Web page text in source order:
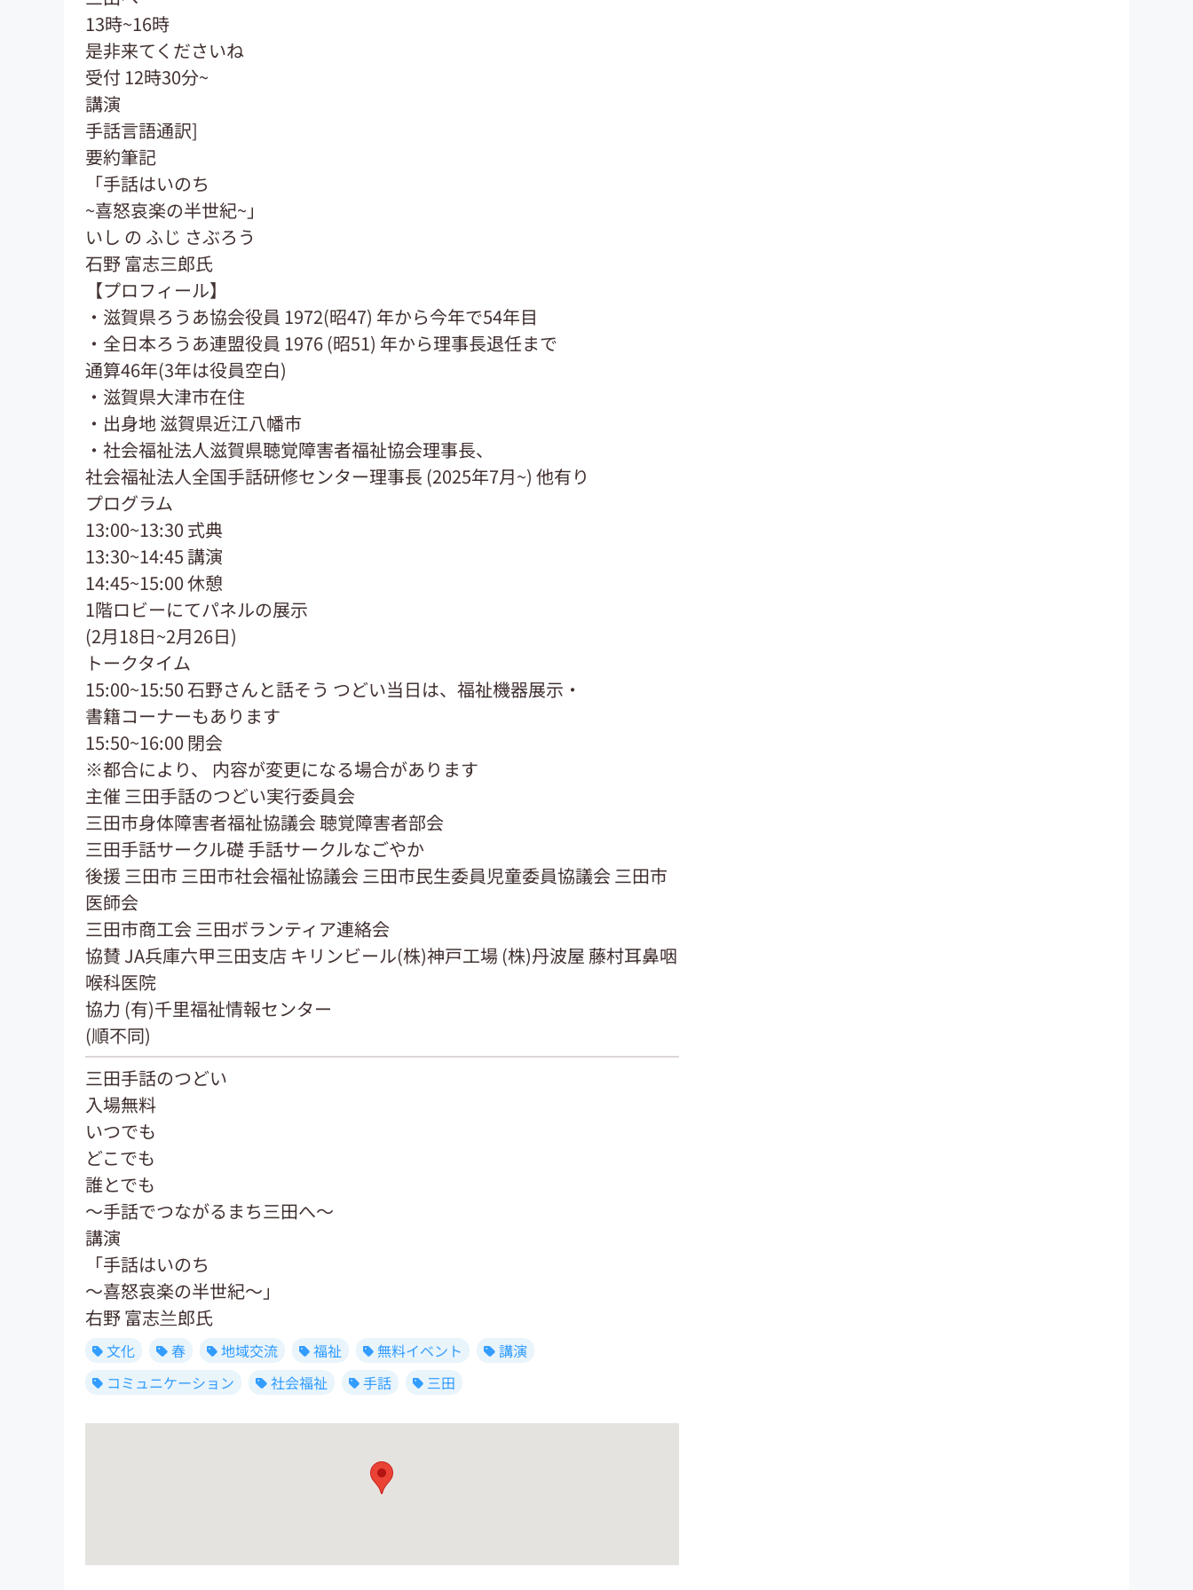
13時~16時
是非来てくださいね
受付 12時30分~
講演
手話言語通訳]
要約筆記
「手話はいのち
~喜怒哀楽の半世紀~」
いし の ふじ さぶろう
石野 富志三郎氏
【プロフィール】
・滋賀県ろうあ協会役員 1972(昭47) 年から今年で54年目
・全日本ろうあ連盟役員 1976 (昭51) 年から理事長退任まで
通算46年(3年は役員空白)
・滋賀県大津市在住
・出身地 滋賀県近江八幡市
・社会福祉法人滋賀県聴覚障害者福祉協会理事長、
社会福祉法人全国手話研修センター理事長 (2025年7月~) 他有り
プログラム
13:00~13:30 式典
13:30~14:45 講演
14:45~15:00 休憩
1階ロビーにてパネルの展示
(2月18日~2月26日)
トークタイム
15:00~15:50 石野さんと話そう つどい当日は、福祉機器展示・
書籍コーナーもあります
15:50~16:00 閉会
※都合により、 内容が変更になる場合があります
主催 三田手話のつどい実行委員会
三田市身体障害者福祉協議会 聴覚障害者部会
三田手話サークル礎 手話サークルなごやか
後援 三田市 三田市社会福祉協議会 三田市民生委員児童委員協議会 三田市
医師会
三田市商工会 三田ボランティア連絡会
協賛 JA兵庫六甲三田支店 キリンビール(株)神戸工場 (株)丹波屋 藤村耳鼻咽
喉科医院
協力 (有)千里福祉情報センター
(順不同)
三田手話のつどい
入場無料
いつでも
どこでも
誰とでも
～手話でつながるまち三田へ〜
講演
「手話はいのち
～喜怒哀楽の半世紀～」
右野 富志兰郎氏
文化 春 地域交流 福祉 無料イベント
講演
コミュニケーション
社会福祉 手話 三田